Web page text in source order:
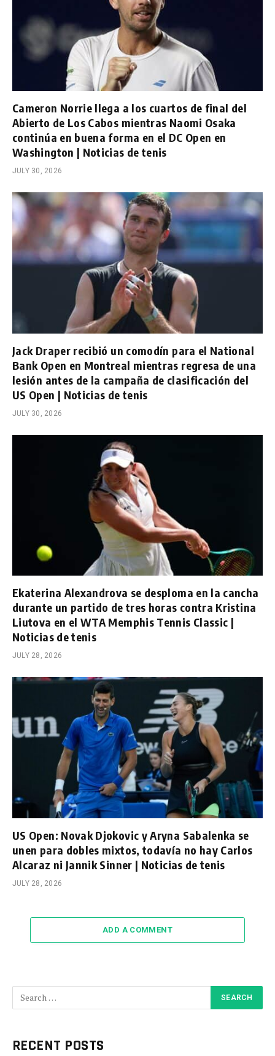
Cameron Norrie llega a los cuartos de final del
Abierto de Los Cabos mientras Naomi Osaka
continúa en buena forma en el DC Open en
Washington | Noticias de tenis
JULY 30, 2026
Jack Draper recibió un comodín para el National
Bank Open en Montreal mientras regresa de una
lesión antes de la campaña de clasificación del
US Open | Noticias de tenis
JULY 30, 2026
Ekaterina Alexandrova se desploma en la cancha
durante un partido de tres horas contra Kristina
Liutova en el WTA Memphis Tennis Classic |
Noticias de tenis
JULY 28, 2026
US Open: Novak Djokovic y Aryna Sabalenka se
unen para dobles mixtos, todavía no hay Carlos
Alcaraz ni Jannik Sinner | Noticias de tenis
JULY 28, 2026
ADD A COMMENT
RECENT POSTS